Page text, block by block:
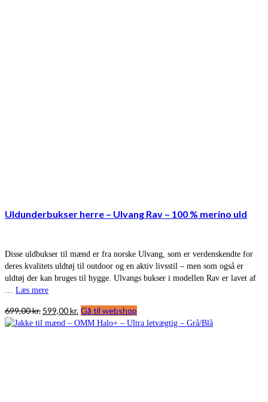
Uldunderbukser herre – Ulvang Rav – 100 % merino uld
Disse uldbukser til mænd er fra norske Ulvang, som er verdenskendte for
deres kvalitets uldtøj til outdoor og en aktiv livsstil – men som også er
uldtøj der kan bruges til hygge. Ulvangs bukser i modellen Rav er lavet af
Læs mere
699,00kr. Den
oprindelige
599,00kr. Den
aktuelle
Gå til webshop